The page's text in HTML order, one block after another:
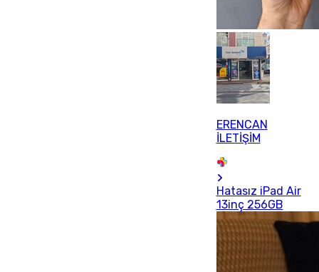
ERENCAN
İLETİŞİM
Hatasız iPad Air
13inç 256GB